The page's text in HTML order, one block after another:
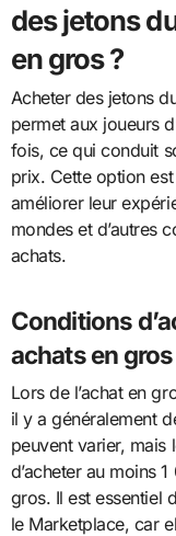
des jetons
en gros ?
Acheter des jetons
permet aux joueurs
fois, ce qui conduit
prix. Cette option
améliorer leur
mondes et d’autres
achats.
Conditions
achats en gros
Lors de l’achat en
il y a généralement
peuvent varier, mais
d’acheter au moins
gros. Il est essentiel
le Marketplace, car